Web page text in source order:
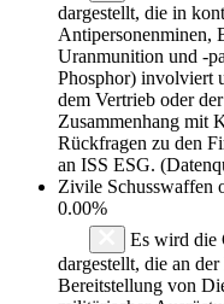
dargestellt, die in
Antipersonenminen,
Uranmunition und -
Phosphor) involviert
dem Vertrieb oder
Zusammenhang mit
Rückfragen zu den
an ISS ESG.
Zivile Schusswaffen
0.00%
Es wird die
dargestellt, die an
Bereitstellung von